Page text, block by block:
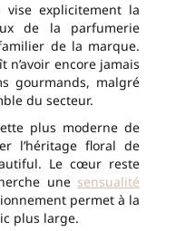
vise explicitement la
de la parfumerie
de la marque.
n’avoir encore jamais
gourmands, malgré
du secteur.
plus moderne de
l’héritage floral de
Le cœur reste
une sensualité
permet à la
plus large.